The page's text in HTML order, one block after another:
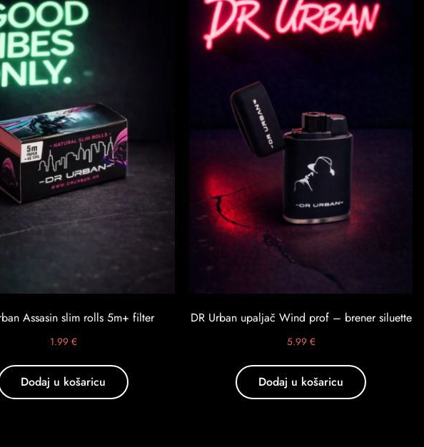
Assasin slim rolls 5m+ filter
1.99 €
Dodaj u košaricu
DR Urban upaljač Wind prof – brener siluette
5.99 €
Dodaj u košaricu